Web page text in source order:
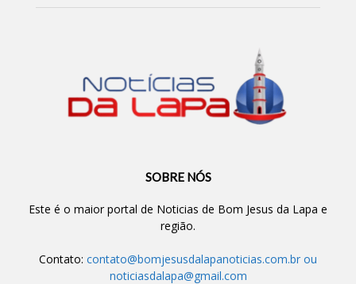
SOBRE NÓS
Este é o maior portal de Noticias de Bom Jesus da Lapa e
região.
Contato: contato@bomjesusdalapanoticias.com.br ou
noticiasdalapa@gmail.com